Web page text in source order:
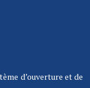
d’ouverture et de